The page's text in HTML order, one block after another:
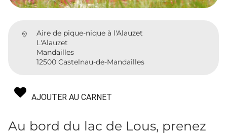
Aire de pique-nique à l'Alauzet
L'Alauzet
Mandailles
12500 Castelnau-de-Mandailles
AJOUTER AU CARNET
Au bord du lac de Lous, prenez